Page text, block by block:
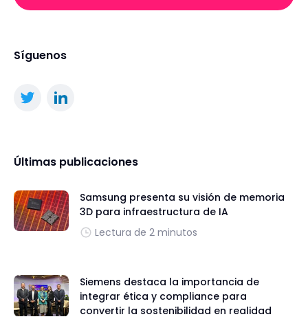
Síguenos
Últimas publicaciones
Samsung presenta su visión de memoria
3D para infraestructura de IA
Lectura de 2 minutos
Siemens destaca la importancia de
integrar ética y compliance para
convertir la sostenibilidad en realidad